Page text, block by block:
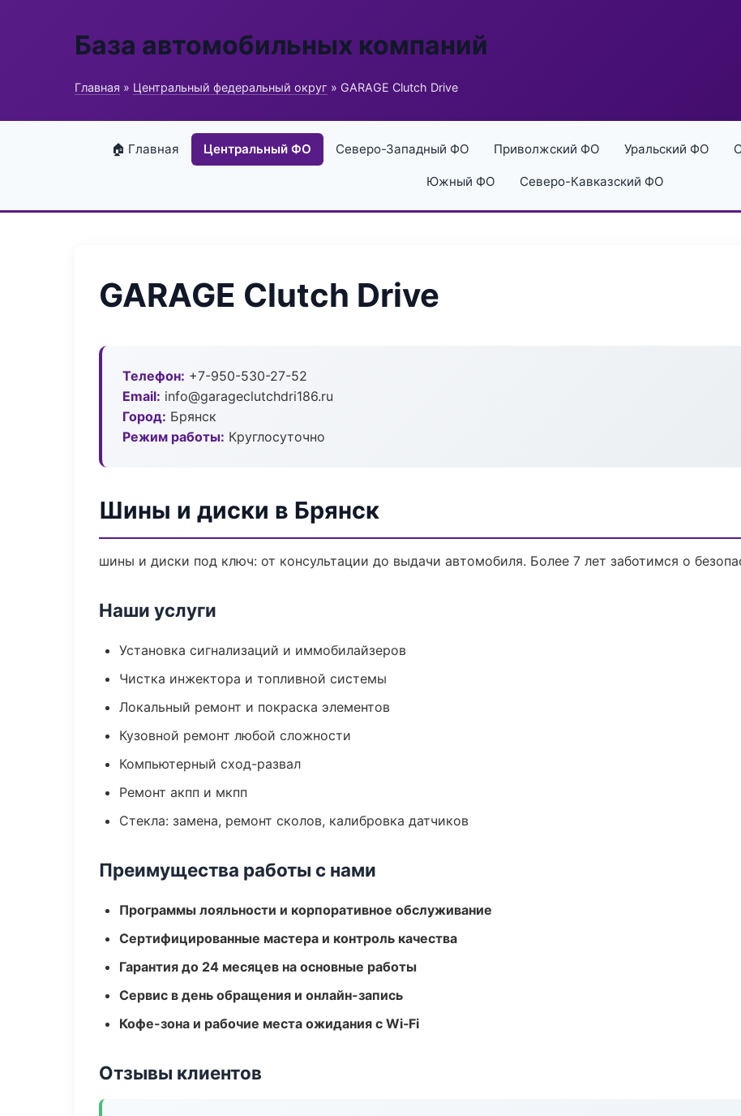
База автомобильных компаний
Главная » Центральный федеральный округ » GARAGE Clutch Drive
🏠 Главная Центральный ФО Северо-Западный ФО Приволжский ФО Уральский ФО
Южный ФО Северо-Кавказский ФО
GARAGE Clutch Drive
Телефон: +7-950-530-27-52
Email: info@garageclutchdri186.ru
Город: Брянск
Режим работы: Круглосуточно
Шины и диски в Брянск
шины и диски под ключ: от консультации до выдачи автомобиля. Более 7 лет заботимся о
Наши услуги
Установка сигнализаций и иммобилайзеров
Чистка инжектора и топливной системы
Локальный ремонт и покраска элементов
Кузовной ремонт любой сложности
Компьютерный сход-развал
Ремонт акпп и мкпп
Стекла: замена, ремонт сколов, калибровка датчиков
Преимущества работы с нами
Программы лояльности и корпоративное обслуживание
Сертифицированные мастера и контроль качества
Гарантия до 24 месяцев на основные работы
Сервис в день обращения и онлайн-запись
Кофе-зона и рабочие места ожидания с Wi‑Fi
Отзывы клиентов